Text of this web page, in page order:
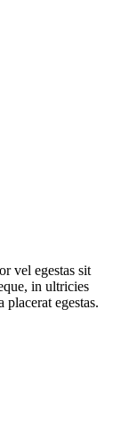
vel egestas sit
in ultricies
egestas.